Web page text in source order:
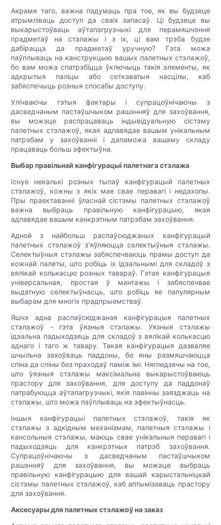
Акрамя таго, важна падумаць пра тое, як вы будзеце
атрымліваць доступ да сваіх запасаў. Ці будзеце вы
выкарыстоўваць аўтапагрузчыкі для перамяшчэння
прадметаў на стэлажы і з іх, ці вам трэба будзе
дабірацца да прадметаў уручную? Гэта можа
паўплываць на канструкцыю вашых палетных стэлажоў,
бо вам можа спатрэбіцца ўключыць такія элементы, як
адкрытыя паліцы або сеткаватыя насцілы, каб
забяспечыць розныя спосабы доступу.
Улічваючы гэтыя фактары і супрацоўнічаючы з
дасведчаным пастаўшчыком рашэнняў для захоўвання,
вы можаце распрацаваць індывідуальную сістэму
палетных стэлажоў, якая адпавядае вашым унікальным
патрэбам у захоўванні і дапаможа вашаму складу
працаваць больш эфектыўна.
Выбар правільнай канфігурацыі палетнага стэлажа
Існуе некалькі розных тыпаў канфігурацый палетных
стэлажоў, кожны з якіх мае свае перавагі і недахопы.
Пры праектаванні ўласнай сістэмы палетных стэлажоў
важна выбраць правільную канфігурацыю, якая
адпавядае вашым канкрэтным патрэбам захоўвання.
Адной з найбольш распаўсюджаных канфігурацый
палетных стэлажоў з'яўляюцца селектыўныя стэлажы.
Селектыўныя стэлажы забяспечваюць прамы доступ да
кожнай палеты, што робіць іх ідэальнымі для складоў з
вялікай колькасцю розных тавараў. Гэтая канфігурацыя
універсальная, простая ў мантажы і забяспечвае
выдатную селектыўнасць, што робіць яе папулярным
выбарам для многіх прадпрыемстваў.
Яшчэ адна распаўсюджаная канфігурацыя палетных
стэлажоў - гэта ўязныя стэлажы. Уязныя стэлажы
ідэальна падыходзяць для складоў з вялікай колькасцю
аднаго і таго ж тавару. Такая канфігурацыя дазваляе
шчыльна захоўваць паддоны, бо яны размяшчаюцца
спіна да спіны без праходаў паміж імі. Нягледзячы на тое,
што ўязныя стэлажы максімальна выкарыстоўваюць
прастору для захоўвання, для доступу да паддонаў
патрабуюцца аўтапагрузчыкі, якія павінны заязджаць на
стэлажы, што можа паўплываць на эфектыўнасць.
Іншыя канфігурацыі палетных стэлажоў, такія як
стэлажы з адкідным механізмам, палетныя стэлажы і
кансольныя стэлажы, маюць свае унікальныя перавагі і
падыходзяць для канкрэтных патрэб захоўвання.
Супрацоўнічаючы з дасведчаным пастаўшчыком
рашэнняў для захоўвання, вы можаце выбраць
правільную канфігурацыю для вашай карыстальніцкай
сістэмы палетных стэлажоў, каб аптымізаваць прастору
для захоўвання.
Аксесуары для палетных стэлажоў на заказ